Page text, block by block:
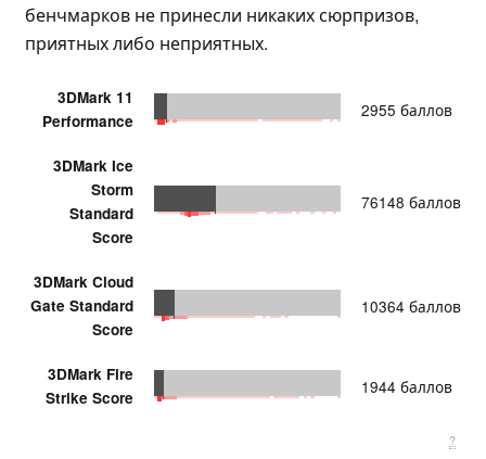
бенчмарков не принесли никаких сюрпризов,
приятных либо неприятных.
3DMark 11
Performance
2955 баллов
3DMark Ice
Storm
Standard
Score
76148 баллов
3DMark Cloud
Gate Standard
Score
10364 баллов
3DMark Fire
Strike Score
1944 баллов
?